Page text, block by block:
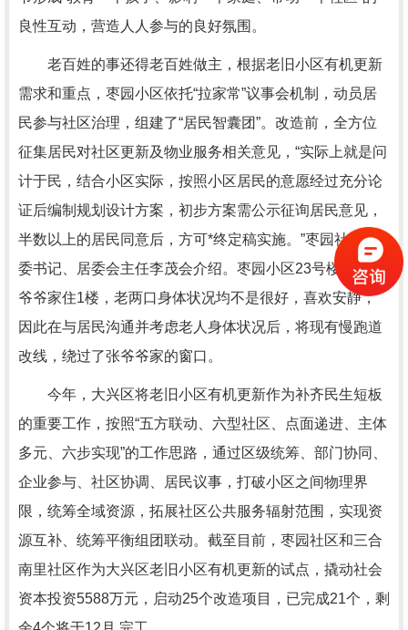
良性互动，营造人人参与的良好氛围。
老百姓的事还得老百姓做主，根据老旧小区有机更新
需求和重点，枣园小区依托“拉家常”议事会机制，动员居
民参与社区治理，组建了“居民智囊团”。改造前，全方位
征集居民对社区更新及物业服务相关意见，“实际上就是问
计于民，结合小区实际，按照小区居民的意愿经过充分论
证后编制规划设计方案，初步方案需公示征询居民意见，
半数以上的居民同意后，方可*终定稿实施。”枣园社区党
委书记、居委会主任李茂会介绍。枣园小区23号楼居民张
爷爷家住1楼，老两口身体状况均不是很好，喜欢安静，
因此在与居民沟通并考虑老人身体状况后，将现有慢跑道
改线，绕过了张爷爷家的窗口。
今年，大兴区将老旧小区有机更新作为补齐民生短板
的重要工作，按照“五方联动、六型社区、点面递进、主体
多元、六步实现”的工作思路，通过区级统筹、部门协同、
企业参与、社区协调、居民议事，打破小区之间物理界
限，统筹全域资源，拓展社区公共服务辐射范围，实现资
源互补、统筹平衡组团联动。截至目前，枣园社区和三合
南里社区作为大兴区老旧小区有机更新的试点，撬动社会
资本投资5588万元，启动25个改造项目，已完成21个，剩